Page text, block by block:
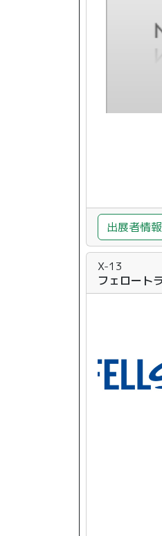
出展者情報
X-13
フェロート